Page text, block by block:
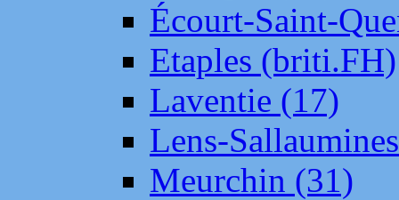
Écourt-Saint-
Etaples (briti.FH)
Laventie (17)
Lens-
Meurchin (31)